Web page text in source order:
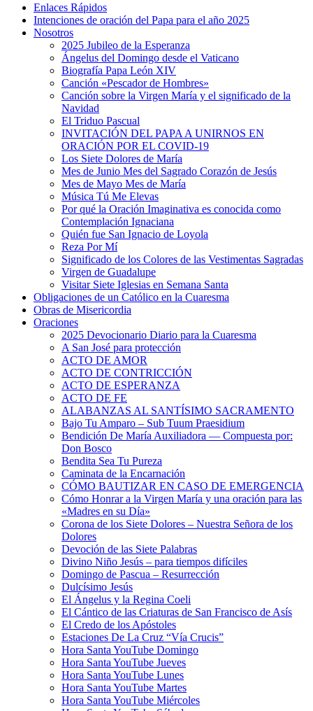
Enlaces Rápidos
Intenciones de oración del Papa para el año 2025
Nosotros
2025 Jubileo de la Esperanza
Ángelus del Domingo desde el Vaticano
Biografía Papa León XIV
Canción «Pescador de Hombres»
Canción sobre la Virgen María y el significado de la
Navidad
El Triduo Pascual
INVITACIÓN DEL PAPA A UNIRNOS EN
ORACIÓN POR EL COVID-19
Los Siete Dolores de María
Mes de Junio Mes del Sagrado Corazón de Jesús
Mes de Mayo Mes de María
Música Tú Me Elevas
Por qué la Oración Imaginativa es conocida como
Contemplación Ignaciana
Quién fue San Ignacio de Loyola
Reza Por Mí
Significado de los Colores de las Vestimentas Sagradas
Virgen de Guadalupe
Visitar Siete Iglesias en Semana Santa
Obligaciones de un Católico en la Cuaresma
Obras de Misericordia
Oraciones
2025 Devocionario Diario para la Cuaresma
A San José para protección
ACTO DE AMOR
ACTO DE CONTRICCIÓN
ACTO DE ESPERANZA
ACTO DE FE
ALABANZAS AL SANTÍSIMO SACRAMENTO
Bajo Tu Amparo – Sub Tuum Praesidium
Bendición De María Auxiliadora — Compuesta por:
Don Bosco
Bendita Sea Tu Pureza
Caminata de la Encarnación
CÓMO BAUTIZAR EN CASO DE EMERGENCIA
Cómo Honrar a la Virgen María y una oración para las
«Madres en su Día»
Corona de los Siete Dolores – Nuestra Señora de los
Dolores
Devoción de las Siete Palabras
Divino Niño Jesús – para tiempos difíciles
Domingo de Pascua – Resurrección
Dulcísimo Jesús
El Ángelus y la Regina Coeli
El Cántico de las Criaturas de San Francisco de Asís
El Credo de los Apóstoles
Estaciones De La Cruz “Vía Crucis”
Hora Santa YouTube Domingo
Hora Santa YouTube Jueves
Hora Santa YouTube Lunes
Hora Santa YouTube Martes
Hora Santa YouTube Miércoles